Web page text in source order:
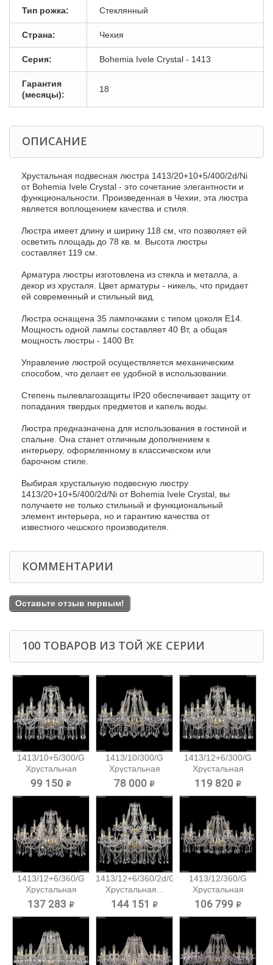
Тип рожка: Стеклянный
Страна: Чехия
Серия: Bohemia Ivele Crystal - 1413
Гарантия
(месяцы):
18
ОПИСАНИЕ
Хрустальная подвесная люстра 1413/20+10+5/400/2d/Ni
от Bohemia Ivele Crystal - это сочетание элегантности и
функциональности. Произведенная в Чехии, эта люстра
является воплощением качества и стиля.
Люстра имеет длину и ширину 118 см, что позволяет ей
осветить площадь до 78 кв. м. Высота люстры
составляет 119 см.
Арматура люстры изготовлена из стекла и металла, а
декор из хрусталя. Цвет арматуры - никель, что придает
ей современный и стильный вид.
Люстра оснащена 35 лампочками с типом цоколя E14.
Мощность одной лампы составляет 40 Вт, а общая
мощность люстры - 1400 Вт.
Управление люстрой осуществляется механическим
способом, что делает ее удобной в использовании.
Степень пылевлагозащиты IP20 обеспечивает защиту от
попадания твердых предметов и капель воды.
Люстра предназначена для использования в гостиной и
спальне. Она станет отличным дополнением к
интерьеру, оформленному в классическом или
барочном стиле.
Выбирая хрустальную подвесную люстру
1413/20+10+5/400/2d/Ni от Bohemia Ivele Crystal, вы
получаете не только стильный и функциональный
элемент интерьера, но и гарантию качества от
известного чешского производителя.
КОММЕНТАРИИ
Оставьте отзыв первым!
100 ТОВАРОВ ИЗ ТОЙ ЖЕ СЕРИИ
1413/10+5/300/G
Хрустальная
подвесная...
99 150 ₽
1413/10/300/G
Хрустальная
подвесная...
78 000 ₽
1413/12+6/300/G
Хрустальная
подвесная...
119 820 ₽
1413/12+6/360/G
Хрустальная
подвесная...
137 283 ₽
1413/12+6/360/2d/G
Хрустальная...
144 151 ₽
1413/12/360/G
Хрустальная
подвесная...
106 799 ₽